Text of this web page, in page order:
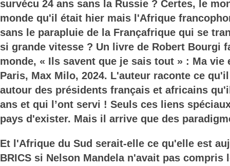
survécu 24 ans sans la Russie ? Certes, le
monde qu'il était hier mais l'Afrique
sans le parapluie de la Françafrique qui se
si grande vitesse ? Un livre de Robert Bourgi
monde, « Ils savent que je sais tout » : Ma vie
Paris, Max Milo, 2024. L'auteur raconte ce
autour des présidents français et africains
ans et qui l’ont servi ! Seuls ces liens
pays d'exister. Mais il arrive que des
Et l'Afrique du Sud serait-elle ce qu'elle est
BRICS si Nelson Mandela n'avait pas compris